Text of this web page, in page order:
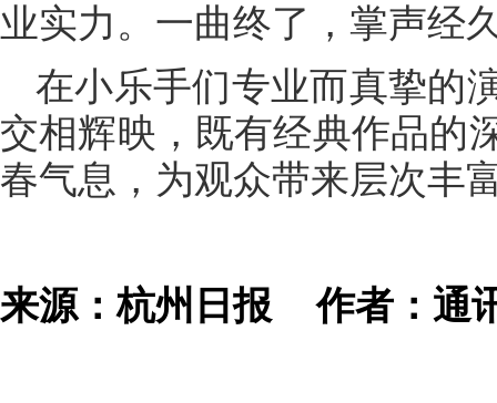
业实力。一曲终了，掌声经
在小乐手们专业而真挚的
交相辉映，既有经典作品的
春气息，为观众带来层次丰
来源：杭州日报作者：